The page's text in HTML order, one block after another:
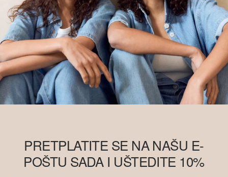
PRETPLATITE SE NA NAŠU E-
POŠTU SADA I UŠTEDITE 10%